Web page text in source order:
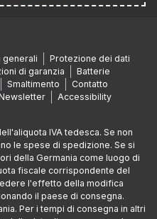
generali
Protezione dei dati
di garanzia
Batterie
Smaltimento
Contatto
Accessibility
IVA tedesca. Se non
le spese di spedizione. Se si
della Germania come luogo di
fiscale corrispondente del
l'effetto della modifica
il paese di consegna.
Per i tempi di consegna in altri